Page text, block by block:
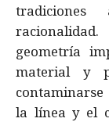
geometría
material y
la línea y el